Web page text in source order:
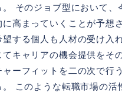
。 そのジョブ型において、
高まっていくことが予想
する個人も人材の受け入
キャリアの機会提供をそ
ャーフィットを二の次で行
。 このような転職市場の活